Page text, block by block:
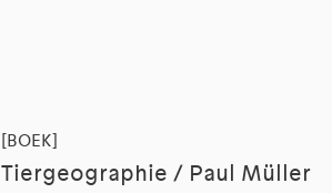
[BOEK]
Tiergeographie / Paul Müller